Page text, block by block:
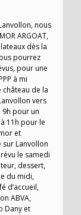
nous
ARGOAT,
dès la
pourrez
pour une
à mi
de la
vers
9h pour un
11h pour le
et
Lanvollon
le samedi
dessert,
du midi,
d’accueil,
ABVA,
Dany et